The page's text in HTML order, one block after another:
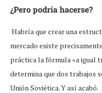
¿Pero podría hacerse?
Habría que crear una
mercado existe
práctica la fórmula «a igual
determina que dos trabajos
Unión Soviética. Y así acabó.